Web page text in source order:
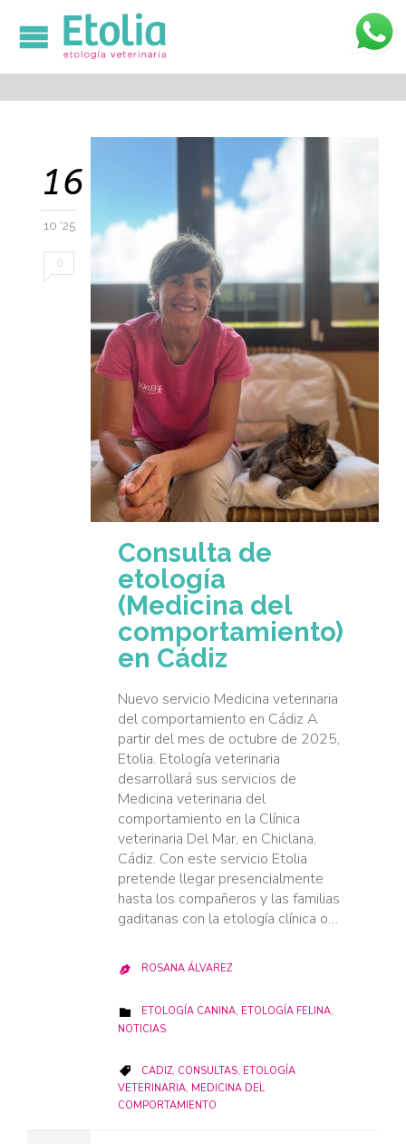

16
10 '25
0
Consulta de
etología
(Medicina del
comportamiento)
en Cádiz
Nuevo servicio Medicina veterinaria
del comportamiento en Cádiz A
partir del mes de octubre de 2025,
Etolia. Etología veterinaria
desarrollará sus servicios de
Medicina veterinaria del
comportamiento en la Clínica
veterinaria Del Mar, en Chiclana,
Cádiz. Con este servicio Etolia
pretende llegar presencialmente
hasta los compañeros y las familias
gaditanas con la etología clínica o…
 ROSANA ÁLVAREZ
 CATEGORY
ETOLOGÍA CANINA, ETOLOGÍA FELINA,
NOTICIAS
 CATEGORY
CADIZ, CONSULTAS, ETOLOGÍA
VETERINARIA, MEDICINA DEL
COMPORTAMIENTO